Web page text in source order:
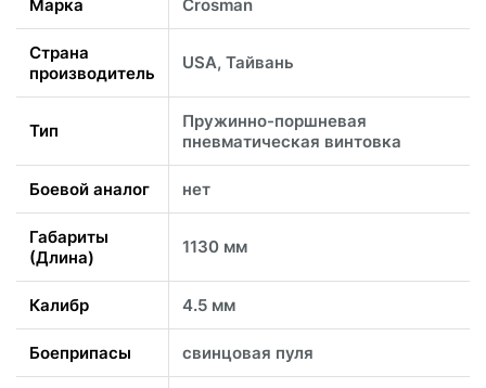
Марка Crosman
Страна
производитель
USA, Тайвань
Тип
Пружинно-поршневая
пневматическая винтовка
Боевой аналог нет
Габариты
(Длина)
1130 мм
Калибр 4.5 мм
Боеприпасы свинцовая пуля